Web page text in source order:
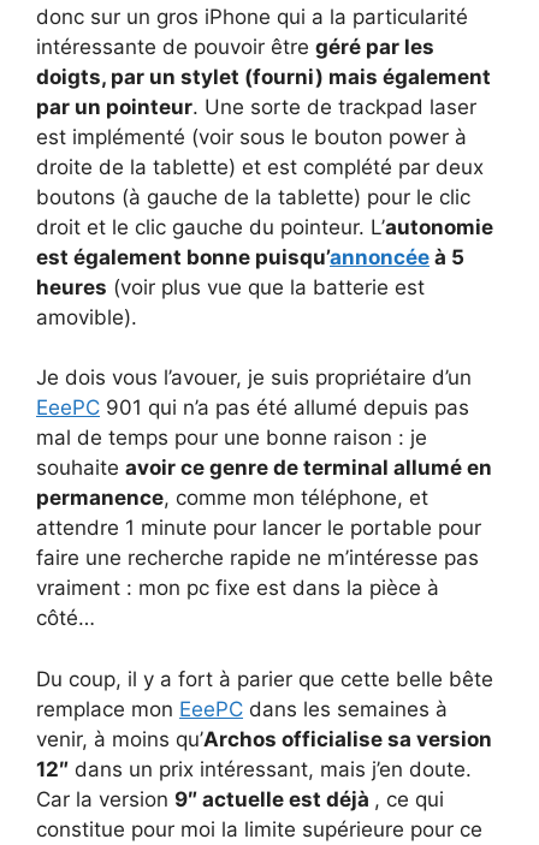
donc sur un gros iPhone qui a la particularité
intéressante de pouvoir être géré par les
doigts, par un stylet (fourni) mais également
par un pointeur. Une sorte de trackpad laser
est implémenté (voir sous le bouton power à
droite de la tablette) et est complété par deux
boutons (à gauche de la tablette) pour le clic
droit et le clic gauche du pointeur. L’autonomie
est également bonne puisqu’annoncée à 5
heures (voir plus vue que la batterie est
amovible).
Je dois vous l’avouer, je suis propriétaire d’un
EeePC 901 qui n’a pas été allumé depuis pas
mal de temps pour une bonne raison : je
souhaite avoir ce genre de terminal allumé en
permanence, comme mon téléphone, et
attendre 1 minute pour lancer le portable pour
faire une recherche rapide ne m’intéresse pas
vraiment : mon pc fixe est dans la pièce à
côté…
Du coup, il y a fort à parier que cette belle bête
remplace mon EeePC dans les semaines à
venir, à moins qu’Archos officialise sa version
12″ dans un prix intéressant, mais j’en doute.
Car la version 9″ actuelle est déjà , ce qui
constitue pour moi la limite supérieure pour ce